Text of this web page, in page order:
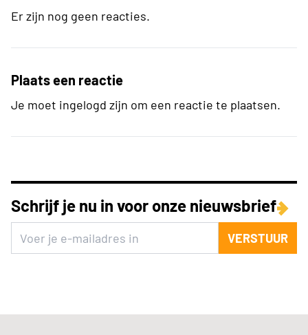
Er zijn nog geen reacties.
Plaats een reactie
Je moet ingelogd zijn om een reactie te plaatsen.
Schrijf je nu in voor onze nieuwsbrief
VERSTUUR